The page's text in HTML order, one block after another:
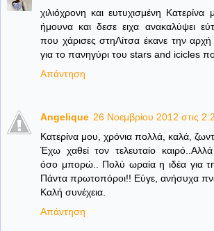
χιλιόχρονη και ευτυχισμένη
ήμουνα και δεσε ειχα ανακαλύψει
που χάρισες στηΛίτσα έκανε την
για το πανηγύρι του stars and icicles
Απάντηση
Angelique 26 Νοεμβρίου 2012 στις
Κατερίνα μου, χρόνια πολλά, καλά,
Έχω χαθεί τον τελευταίο
όσο μπορώ.. Πολύ ωραία η ιδέα για
Πάντα πρωτοπόροι!! Εύγε, ανήσυχα
Καλή συνέχεια.
Απάντηση